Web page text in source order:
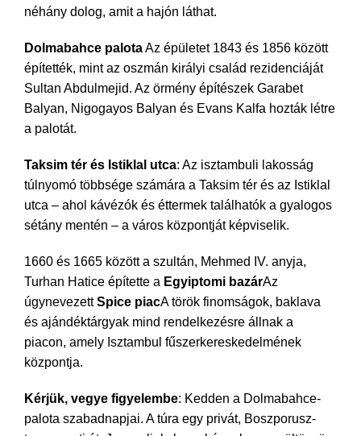
néhány dolog, amit a hajón láthat.
Dolmabahce palotaAz épületet 1843 és 1856 között
építették, mint az oszmán királyi család rezidenciáját
Sultan Abdulmejid. Az örmény építészek Garabet
Balyan, Nigogayos Balyan és Evans Kalfa hozták létre
a palotát.
Taksim tér és Istiklal utca: Az isztambuli lakosság
túlnyomó többsége számára a Taksim tér és az Istiklal
utca – ahol kávézók és éttermek találhatók a gyalogos
sétány mentén – a város központját képviselik.
1660 és 1665 között a szultán, Mehmed IV. anyja,
Turhan Hatice építette a Egyiptomi bazárAz
úgynevezettSpice piacA török finomságok, baklava
és ajándéktárgyak mind rendelkezésre állnak a
piacon, amely Isztambul fűszerkereskedelmének
központja.
Kérjük, vegye figyelembe: Kedden a Dolmabahce-
palota szabadnapjai. A túra egy privát, Boszporusz-